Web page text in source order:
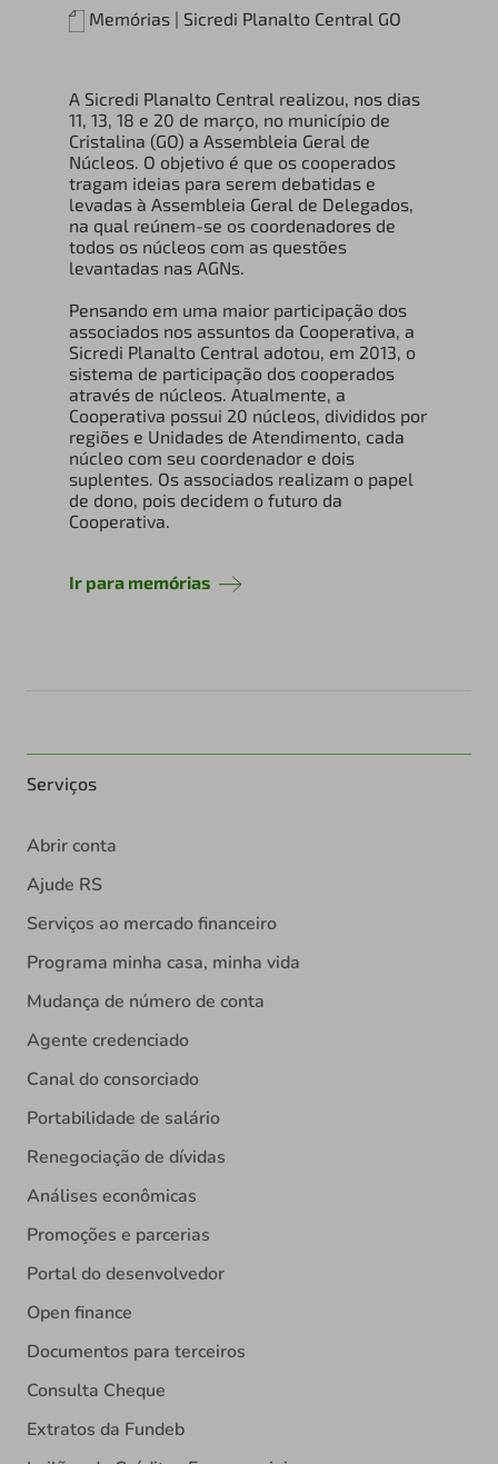
Memórias | Sicredi Planalto Central GO
A Sicredi Planalto Central realizou, nos dias
11, 13, 18 e 20 de março, no município de
Cristalina (GO) a Assembleia Geral de
Núcleos. O objetivo é que os cooperados
tragam ideias para serem debatidas e
levadas à Assembleia Geral de Delegados,
na qual reúnem-se os coordenadores de
todos os núcleos com as questões
levantadas nas AGNs.
Pensando em uma maior participação dos
associados nos assuntos da Cooperativa, a
Sicredi Planalto Central adotou, em 2013, o
sistema de participação dos cooperados
através de núcleos. Atualmente, a
Cooperativa possui 20 núcleos, divididos por
regiões e Unidades de Atendimento, cada
núcleo com seu coordenador e dois
suplentes. Os associados realizam o papel
de dono, pois decidem o futuro da
Cooperativa.
Ir para memórias
Serviços
Abrir conta
Ajude RS
Serviços ao mercado financeiro
Programa minha casa, minha vida
Mudança de número de conta
Agente credenciado
Canal do consorciado
Portabilidade de salário
Renegociação de dívidas
Análises econômicas
Promoções e parcerias
Portal do desenvolvedor
Open finance
Documentos para terceiros
Consulta Cheque
Extratos da Fundeb